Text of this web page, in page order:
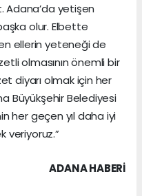
yetişen
olur. Elbette
ellerin yeteneği de
olmasının önemli bir
diyarı olmak için her
Büyükşehir Belediyesi
her geçen yıl daha iyi
veriyoruz.”
ADANA HABERİ